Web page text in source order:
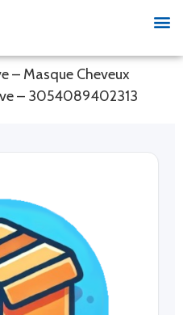
– Masque Cheveux
– 3054089402313